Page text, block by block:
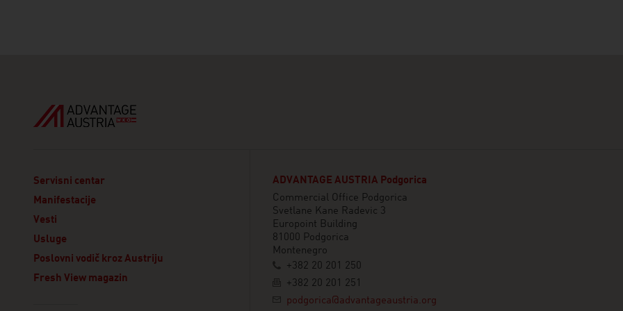
Servisni centar
Manifestacije
Vesti
Usluge
Poslovni vodič kroz Austriju
Fresh View magazin
ADVANTAGE AUSTRIA Podgorica
Commercial Office Podgorica
Svetlane Kane Radevic 3
Europoint Building
81000 Podgorica
Montenegro
+382 20 201 250
+382 20 201 251
podgorica@advantageaustria.org